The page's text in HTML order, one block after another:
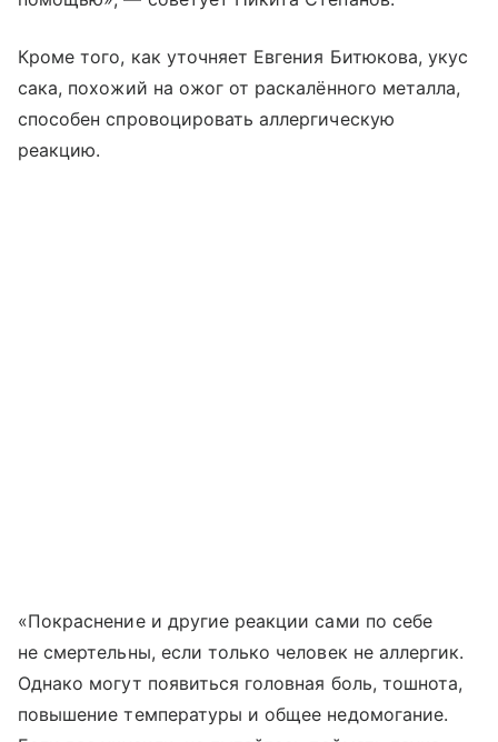
Кроме того, как уточняет Евгения Битюкова, укус
сака, похожий на ожог от раскалённого металла,
способен спровоцировать аллергическую
реакцию.
«Покраснение и другие реакции сами по себе
не смертельны, если только человек не аллергик.
Однако могут появиться головная боль, тошнота,
повышение температуры и общее недомогание.